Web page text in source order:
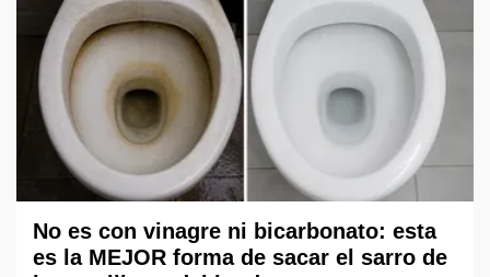
No es con vinagre ni bicarbonato: esta
es la MEJOR forma de sacar el sarro de